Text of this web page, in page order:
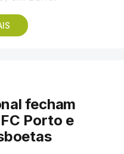
e de 2025 e mais
para o colega de
anular 01.26
curta.
Meoo-Swift
fecham
Porto e